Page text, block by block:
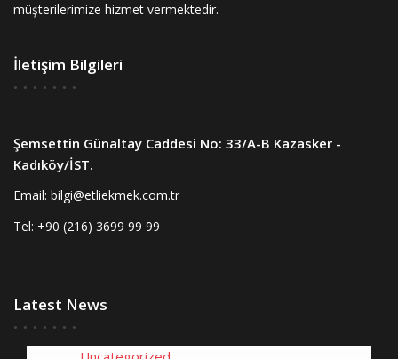
müşterilerimize hizmet vermektedir.
İletişim Bilgileri
Şemsettin Günaltay Caddesi No: 33/A-B Kazasker -
Kadıköy/İST.
Email: bilgi@etliekmek.com.tr
Tel: +90 (216) 3699 99 99
Latest News